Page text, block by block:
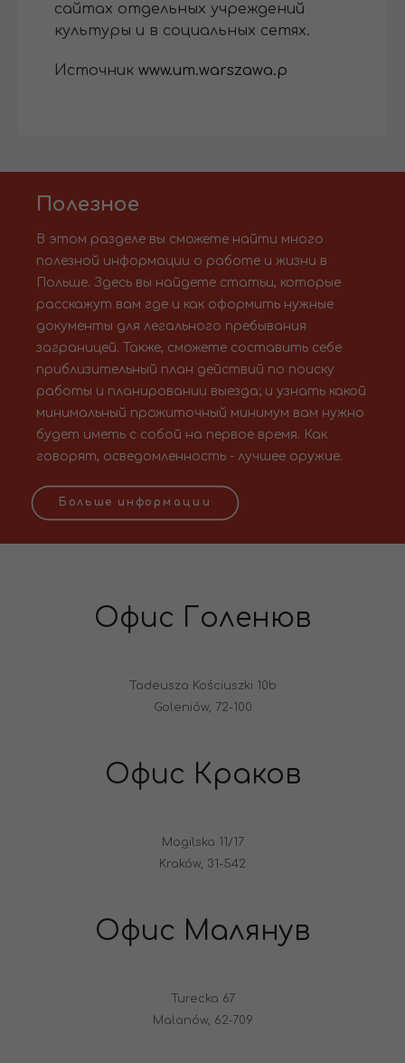
сайтах отдельных учреждений
культуры и в социальных сетях.
Источник www.um.warszawa.p
Полезное
В этом разделе вы сможете найти много
полезной информации о работе и жизни в
Польше. Здесь вы найдете статьи, которые
расскажут вам где и как оформить нужные
документы для легального пребывания
заграницей. Также, сможете составить себе
приблизительный план действий по поиску
работы и планировании выезда; и узнать какой
минимальный прожиточный минимум вам нужно
будет иметь с собой на первое время. Как
говорят, осведомленность - лучшее оружие.
Больше информации
Офис Голенюв
Tadeusza Kościuszki 10b
Goleniów, 72-100
Офис Краков
Mogilska 11/17
Kraków, 31-542
Офис Малянув
Turecka 67
Malanów, 62-709